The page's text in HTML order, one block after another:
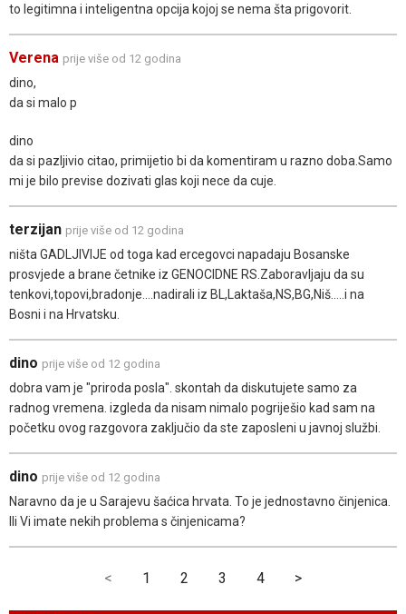
to legitimna i inteligentna opcija kojoj se nema šta prigovorit.
Verena prije više od 12 godina
dino,
da si malo p
dino
da si pazljivio citao, primijetio bi da komentiram u razno doba.Samo
mi je bilo previse dozivati glas koji nece da cuje.
terzijan prije više od 12 godina
ništa GADLJIVIJE od toga kad ercegovci napadaju Bosanske
prosvjede a brane četnike iz GENOCIDNE RS.Zaboravljaju da su
tenkovi,topovi,bradonje....nadirali iz BL,Laktaša,NS,BG,Niš.....i na
Bosni i na Hrvatsku.
dino prije više od 12 godina
dobra vam je "priroda posla". skontah da diskutujete samo za
radnog vremena. izgleda da nisam nimalo pogriješio kad sam na
početku ovog razgovora zaključio da ste zaposleni u javnoj službi.
dino prije više od 12 godina
Naravno da je u Sarajevu šaćica hrvata. To je jednostavno činjenica.
Ili Vi imate nekih problema s činjenicama?
< 1 2 3 4 >